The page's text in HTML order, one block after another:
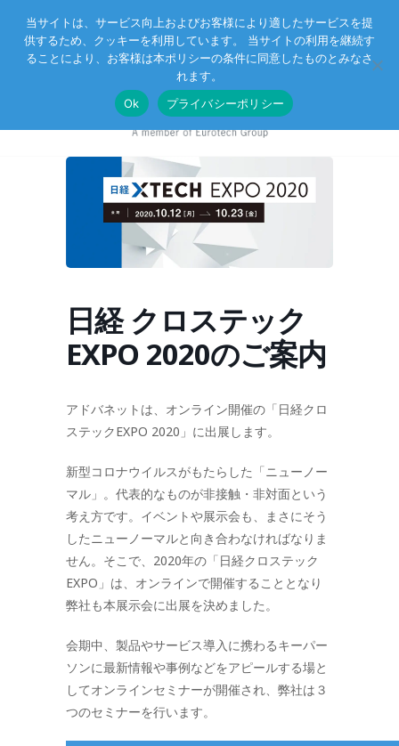
Eurotechグループ お客様サポート お問い合わせ
日経 クロステック
EXPO 2020のご案内
アドバネットは、オンライン開催の「日経クロ
ステックEXPO 2020」に出展します。
新型コロナウイルスがもたらした「ニューノー
マル」。代表的なものが非接触・非対面という
考え方です。イベントや展示会も、まさにそう
したニューノーマルと向き合わなければなりま
せん。そこで、2020年の「日経クロステック
EXPO」は、オンラインで開催することとなり
弊社も本展示会に出展を決めました。
会期中、製品やサービス導入に携わるキーパー
ソンに最新情報や事例などをアピールする場と
してオンラインセミナーが開催され、弊社は３
つのセミナーを行います。
当サイトは、サービス向上およびお客様により適したサービスを提
供するため、クッキーを利用しています。 当サイトの利用を継続す
ることにより、お客様は本ポリシーの条件に同意したものとみなさ
れます。
Ok
プライバシーポリシー